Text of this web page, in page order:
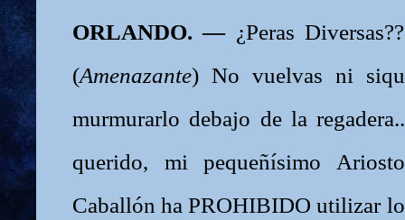
ORLANDO. — ¿Peras
(Amenazante) No vuelvas ni
murmurarlo debajo de la
querido, mi pequeñísimo
Caballón ha PROHIBIDO utilizar